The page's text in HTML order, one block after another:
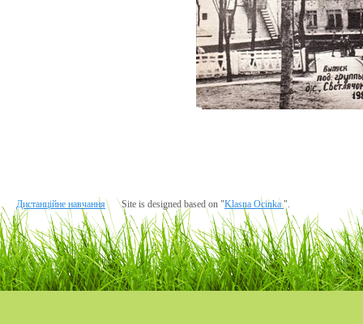
Дистанційне навчання Site is designed based on "Klasna Ocinka".